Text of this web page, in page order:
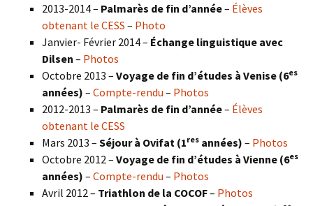
2013-2014 – Palmarès de fin d’année– Élèves
obtenant le CESS – Photo
Janvier- Février 2014 – Échange linguistique avec
Dilsen – Photos
Octobre 2013 – Voyage de fin d’études à Venise (6es
années) – Compte-rendu – Photos
2012-2013 – Palmarès de fin d’année– Élèves
obtenant le CESS
Mars 2013 – Séjour à Ovifat (1res années) – Photos
Octobre 2012 – Voyage de fin d’études à Vienne (6es
années) – Compte-rendu – Photos
Avril 2012 – Triathlon de la COCOF– Photos